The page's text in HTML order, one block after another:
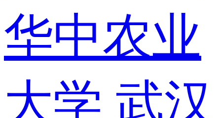
华中农业
大学 武汉